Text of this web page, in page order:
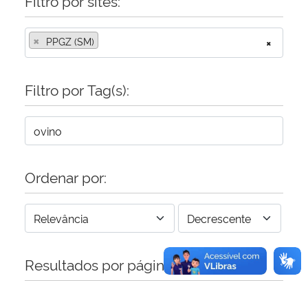
Controladoria-Geral da União
Ministério da Mulher, da Família e dos Direitos Humanos
Secretaria de Governo
Advocacia-Geral da União
Banco Central do Brasil
Planalto
×
× PPGZ (SM)
Filtro por Tag(s):
Ordenar por:
Resultados por página: